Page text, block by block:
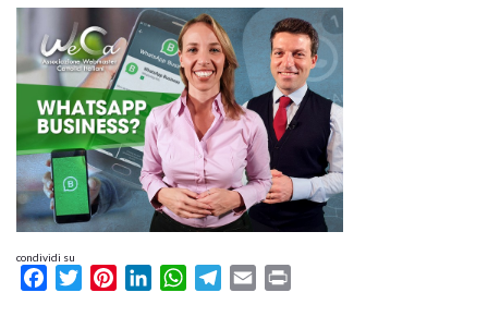
condividi su
FacebookTwitterPinterestLinkedInWhatsAppTelegram
Email